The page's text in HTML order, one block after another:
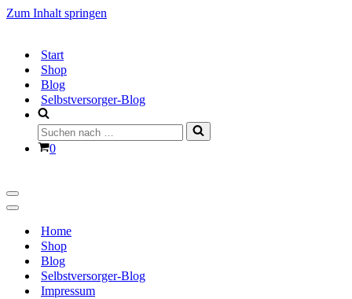
Zum Inhalt springen
Start
Shop
Blog
Selbstversorger-Blog
Suchen
nach …
Warenkorb
0
Navigationsmenü
Navigationsmenü
Home
Shop
Blog
Selbstversorger-Blog
Impressum